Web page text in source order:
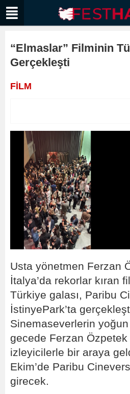
“Elmaslar” Filminin
Gerçekleşti
FİLM
Usta yönetmen Ferzan
İtalya’da rekorlar kıran
Türkiye galası, Paribu
İstinyePark’ta
Sinemaseverlerin
gecede Ferzan
izleyicilerle bir araya
Ekim’de Paribu
girecek.